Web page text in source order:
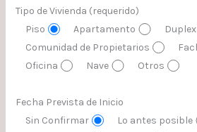
Tipo de Vivienda (requerido)
Piso
Apartamento Duplex
Comunidad de Propietarios
Oficina
Nave Otros
Fecha Prevista de Inicio
Sin Confirmar
Lo antes posible